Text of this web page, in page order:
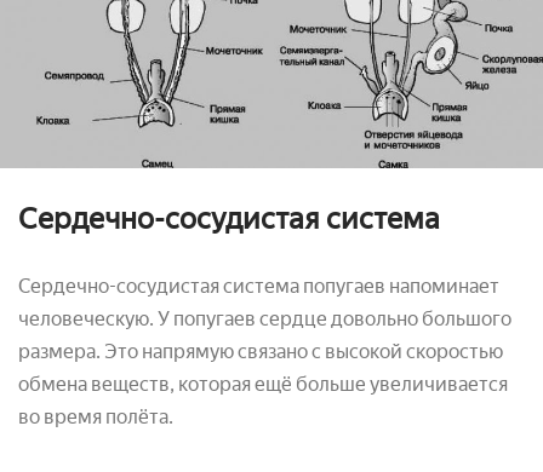
Сердечно-сосудистая система
Сердечно-сосудистая система попугаев напоминает
человеческую. У попугаев сердце довольно большого
размера. Это напрямую связано с высокой скоростью
обмена веществ, которая ещё больше увеличивается
во время полёта.